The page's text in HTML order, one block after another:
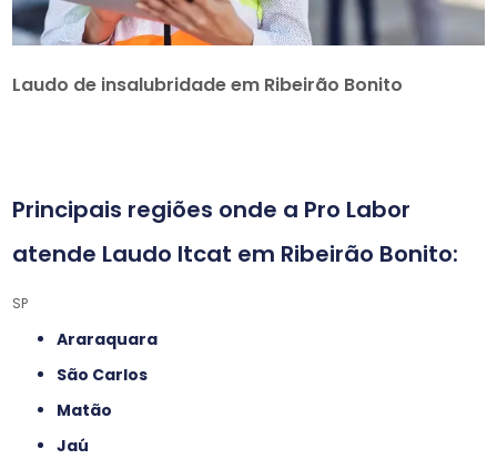
Laudo de insalubridade em Ribeirão Bonito
Principais regiões onde a Pro Labor
atende Laudo ltcat em Ribeirão Bonito:
SP
Araraquara
São Carlos
Matão
Jaú